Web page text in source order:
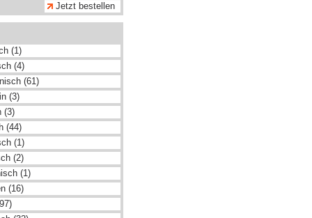
Jetzt bestellen
(1)
(4)
(61)
(3)
(3)
(44)
(1)
(2)
(1)
(16)